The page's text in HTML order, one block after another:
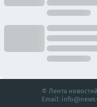
© Лента
Email: